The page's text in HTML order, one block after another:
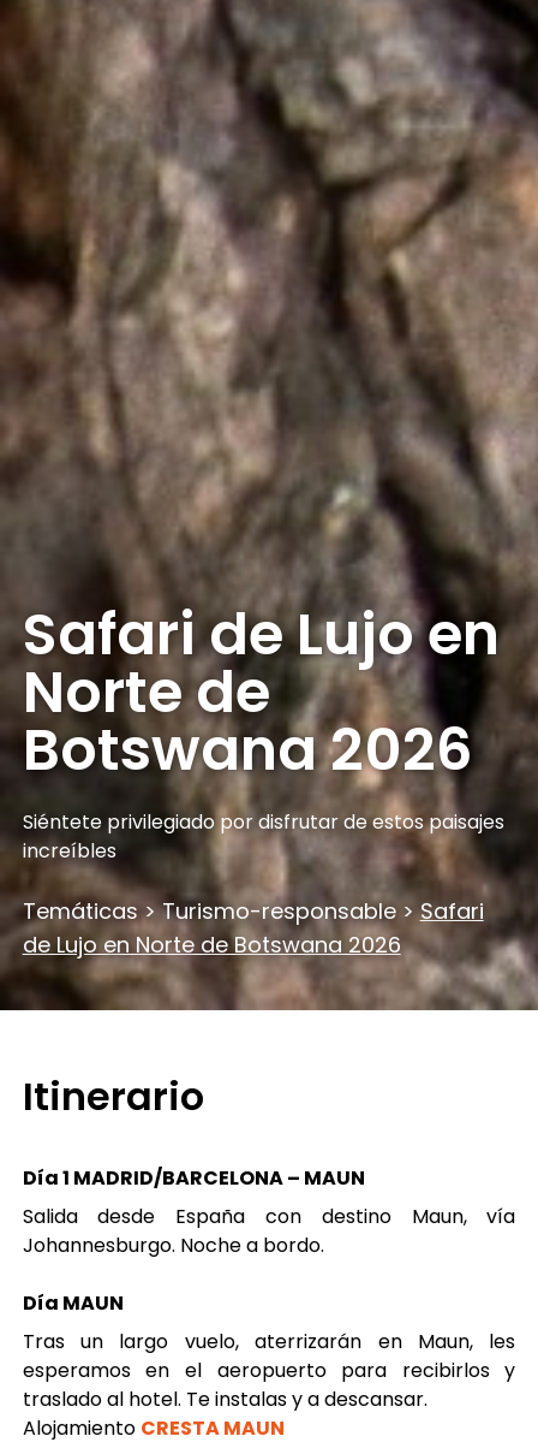
Safari de Lujo en
Norte de
Botswana 2026
Siéntete privilegiado por disfrutar de estos paisajes
increíbles
Temáticas > Turismo-responsable > Safari
de Lujo en Norte de Botswana 2026
Itinerario
Día 1 MADRID/BARCELONA – MAUN
Salida desde España con destino Maun, vía
Johannesburgo. Noche a bordo.
Día MAUN
Tras un largo vuelo, aterrizarán en Maun, les
esperamos en el aeropuerto para recibirlos y
traslado al hotel. Te instalas y a descansar.
Alojamiento CRESTA MAUN